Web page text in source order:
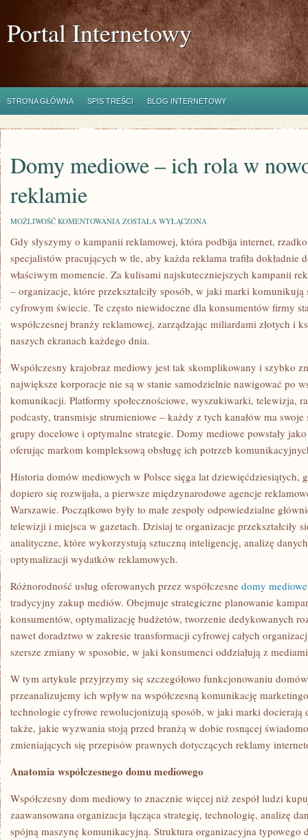
Portal Internetowy
STRONA GŁÓWNA SPIS TREŚCI BLOG INTERNETOWY
Domy mediowe – ich rola w
reklamie
MOŻLIWOŚĆ KOMENTOWANIA DOMY
–
ROLA
W
NOWOCZESNEJ
REKLAMIE
ZOSTAŁA WYŁĄCZONA
Gdy słyszymy o kampanii reklamowej, która podbija internet,
specjalistów pracujących w tle, aby każda reklama trafiła dokładnie
właściwym momencie. Za kulisami najskuteczniejszych kampanii
– organizacje, które przekształciły sposób, w jaki marki
cyfrowym świecie. Te często niewidoczne dla konsumentów firmy
współczesnej branży reklamowej, zarządzając miliardami złotych i
naszych ekranach każdego dnia.
Współczesny krajobraz mediowy jest tak skomplikowany i szybko
największe korporacje nie są w stanie samodzielnie nawigować po
komunikacji. Platformy społecznościowe, wyszukiwarki, telewizja,
podcasty, transmisje strumieniowe – każdy z tych kanałów ma
grupy docelowe i optymalne strategie. Domy mediowe powstały
oferując markom kompleksową obsługę ich potrzeb
Historia domów mediowych w Polsce sięga lat dziewięćdziesiątych,
dopiero się rozwijała, a pierwsze międzynarodowe agencje
Warszawie. Początkowo były to małe zespoły odpowiedzialne
telewizji i miejsca w gazetach. Dzisiaj te organizacje przekształciły
analityczne, które wykorzystują sztuczną inteligencję, analizę
optymalizacji wydatków reklamowych.
Różnorodność usług oferowanych przez współczesne domy mediowe
tradycyjny zakup mediów. Obejmuje strategiczne planowanie
konsumentów, optymalizację budżetów, tworzenie dedykowanych
nawet doradztwo w zakresie transformacji cyfrowej całych
szersze zmiany w sposobie, w jaki konsumenci oddziałują z
W tym artykule przyjrzymy się szczegółowo funkcjonowaniu
przeanalizujemy ich wpływ na współczesną komunikację
technologie cyfrowe rewolucjonizują sposób, w jaki marki
także, jakie wyzwania stoją przed branżą w dobie rosnącej
zmieniających się przepisów prawnych dotyczących reklamy
Anatomia współczesnego domu mediowego
Współczesny dom mediowy to znacznie więcej niż zespół ludzi
zaawansowana organizacja łącząca strategię, technologię, analizę
spójną maszynę komunikacyjną. Struktura organizacyjna typowego